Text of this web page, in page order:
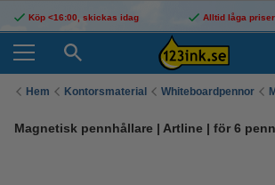
Köp <16:00, skickas idag Alltid låga
Hem Kontorsmaterial Whiteboardpennor
Magnetisk pennhållare | Artline | för 6